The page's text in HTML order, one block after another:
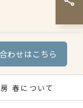
わせはこちら
春について